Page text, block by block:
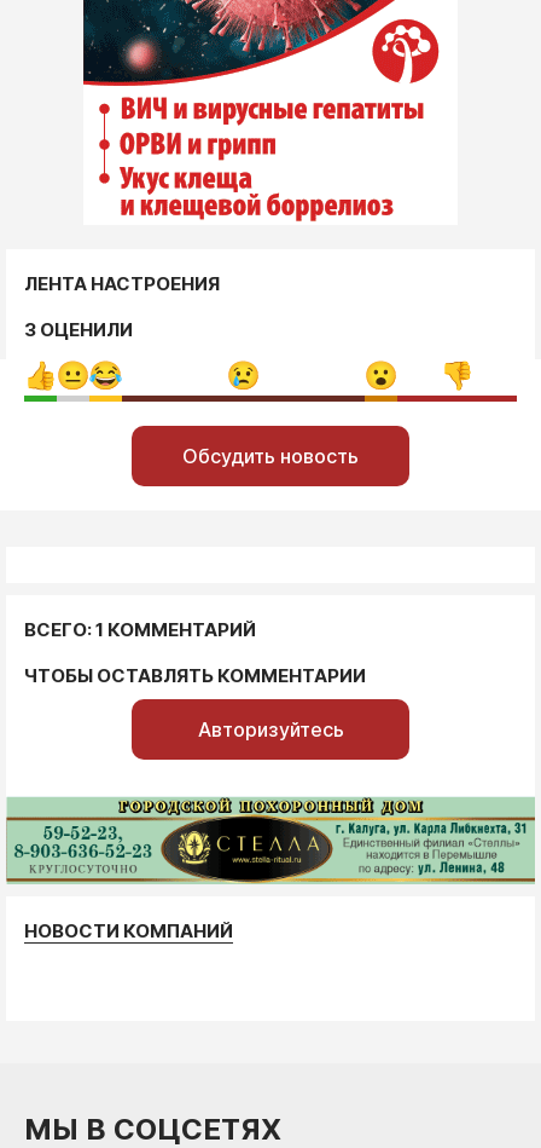
ЛЕНТА НАСТРОЕНИЯ
3 ОЦЕНИЛИ
Обсудить новость
ВСЕГО: 1 КОММЕНТАРИЙ
ЧТОБЫ ОСТАВЛЯТЬ КОММЕНТАРИИ
Авторизуйтесь
НОВОСТИ КОМПАНИЙ
МЫ В СОЦСЕТЯХ